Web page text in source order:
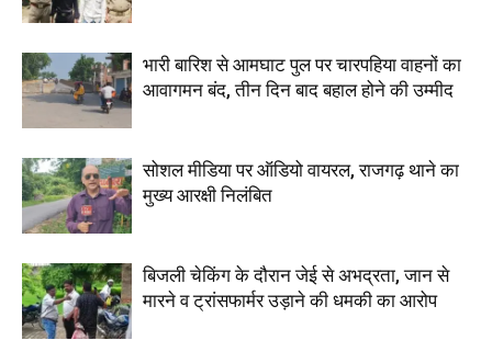
भारी बारिश से आमघाट पुल पर चारपहिया वाहनों का
आवागमन बंद, तीन दिन बाद बहाल होने की उम्मीद
सोशल मीडिया पर ऑडियो वायरल, राजगढ़ थाने का
मुख्य आरक्षी निलंबित
बिजली चेकिंग के दौरान जेई से अभद्रता, जान से
मारने व ट्रांसफार्मर उड़ाने की धमकी का आरोप